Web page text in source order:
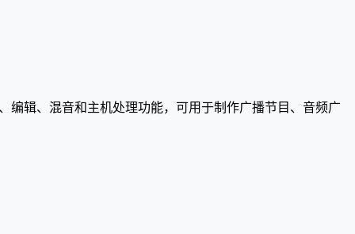
编辑、混音和主机处理功能，可用于制作广播节目、音频广